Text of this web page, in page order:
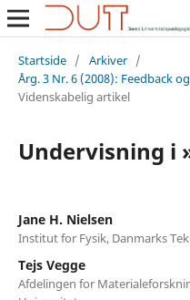
Startside / Arkiver /
Årg. 3 Nr. 6 (2008): Feedback
Videnskabelig artikel
Undervisning i
Jane H. Nielsen
Institut for Fysik, Danmarks
Tejs Vegge
Afdelingen for